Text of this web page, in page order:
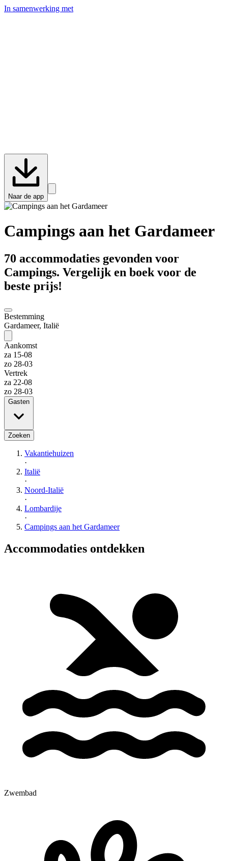
In samenwerking met
Naar de app
Campings aan het Gardameer
70 accommodaties gevonden voor
Campings. Vergelijk en boek voor de
beste prijs!
Bestemming
Gardameer, Italië
Aankomst
za 15-08
zo 28-03
Vertrek
za 22-08
zo 28-03
Gasten
Zoeken
Vakantiehuizen
·
Italië
·
Noord-Italië
·
Lombardije
·
Campings aan het Gardameer
Accommodaties ontdekken
Zwembad